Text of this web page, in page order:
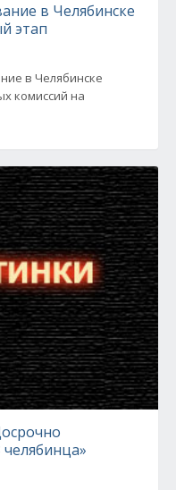
в Челябинске
этап
в Челябинске
комиссий на